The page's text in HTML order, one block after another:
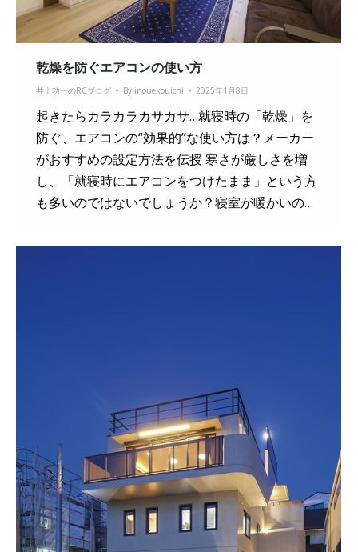
乾燥を防ぐエアコンの使い方
井上功一のRCブログ By inouekouichi 2025年1月8日
起きたらカラカラカサカサ…就寝時の「乾燥」を
防ぐ、エアコンの“効果的”な使い方は？メーカー
がおすすめの設定方法を伝授 寒さが厳しさを増
し、「就寝時にエアコンをつけたまま」という方
も多いのではないでしょうか？寝室が暖かいの…